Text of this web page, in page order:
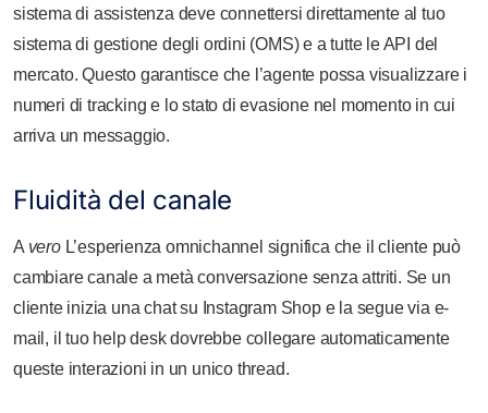
sistema di assistenza deve connettersi direttamente al tuo
sistema di gestione degli ordini (OMS) e a tutte le API del
mercato. Questo garantisce che l’agente possa visualizzare i
numeri di tracking e lo stato di evasione nel momento in cui
arriva un messaggio.
Fluidità del canale
A veroL’esperienza omnichannel significa che il cliente può
cambiare canale a metà conversazione senza attriti. Se un
cliente inizia una chat su Instagram Shop e la segue via e-
mail, il tuo help desk dovrebbe collegare automaticamente
queste interazioni in un unico thread.